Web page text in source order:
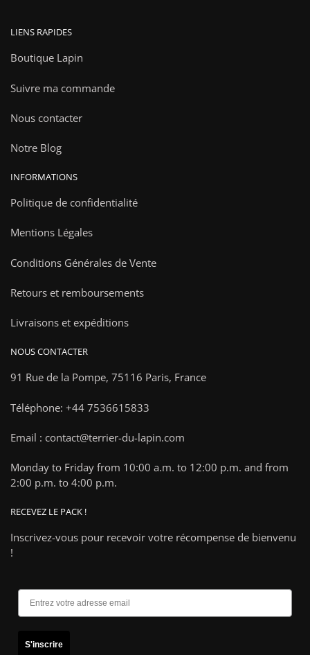
LIENS RAPIDES
Boutique Lapin
Suivre ma commande
Nous contacter
Notre Blog
INFORMATIONS
Politique de confidentialité
Mentions Légales
Conditions Générales de Vente
Retours et remboursements
Livraisons et expéditions
NOUS CONTACTER
91 Rue de la Pompe, 75116 Paris, France
Téléphone: +44 7536615833
Email : contact@terrier-du-lapin.com
Monday to Friday from 10:00 a.m. to 12:00 p.m. and from
2:00 p.m. to 4:00 p.m.
RECEVEZ LE PACK !
Inscrivez-vous pour recevoir votre récompense de bienvenu
!
S'inscrire